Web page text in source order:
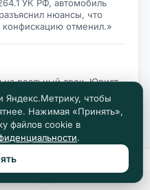
УК РФ, автомобиль
нюансы, что
отменил.»
на реальный срок. Юрист
расследованию как
3 месяца.»
Яндекс.Метрику, чтобы
Нажимая «Принять»,
файлов cookie в
.